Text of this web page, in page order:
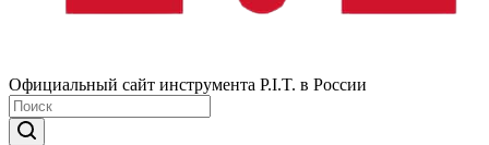
Официальный сайт инструмента P.I.T. в России